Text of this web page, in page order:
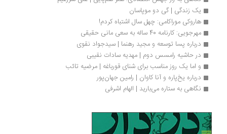
یک زندگی | گی دو موپاسان
هاروکی موراکامی: چهل سال اشتباه کردم!
مهرجویی: کارنامه 40 ساله به سعی مانی حقیقی
درباره پسا توسعه و مجید رهنما | سیدجواد نقوی
در حاشیه رامسس دوم | مهدیه سادات نقیبی
و اما یک روز مناسب برای شنای قورباغه | مرضیه تائب
درباره یخ‌پاره و آنا کاوان | رامین جهان‌پور
نگاهی به ستاره می‌بارید | الهام اشرفی